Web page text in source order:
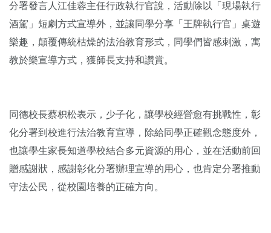
分署發言人江佳蓉主任行政執行官說，活動除以「現場執行
酒駕」短劇方式宣導外，並讓同學分享「王牌執行官」桌遊
樂趣，顛覆傳統枯燥的法治教育形式，同學們皆感刺激，寓
教於樂宣導方式，獲師長支持和讚賞。
同德校長蔡枳松表示，少子化，讓學校經營愈有挑戰性，彰
化分署到校進行法治教育宣導，除給同學正確觀念態度外，
也讓學生家長知道學校結合多元資源的用心，並在活動前回
贈感謝狀，感謝彰化分署辦理宣導的用心，也肯定分署推動
守法公民，從校園培養的正確方向。